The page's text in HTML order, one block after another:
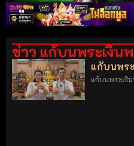
ข่าว แก้บนพระเงิน
แก้บนพร
แก้บนพระเงิ